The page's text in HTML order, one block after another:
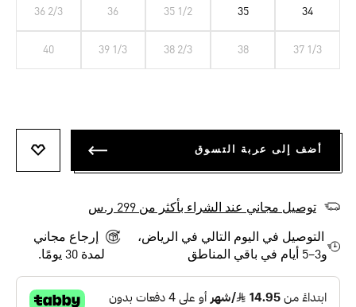
34
35
35 1/2
36
36 2/3
37 1/3
38
38 2/3
39 1/3
40
أضف إلى عربة التسوق
توصيل مجاني عند الشراء بأكثر من 299 ر.س
التوصيل في اليوم التالي في الرياض،
و3–5 أيام في باقي المناطق
إرجاع مجاني
لمدة 30 يومًا.